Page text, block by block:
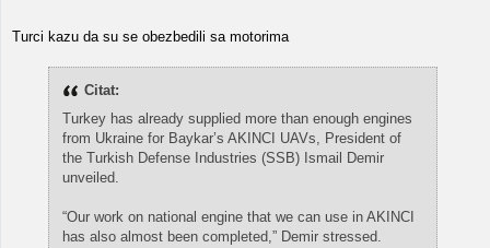
Turci kazu da su se obezbedili sa motorima
Citat:
Turkey has already supplied more than enough engines
from Ukraine for Baykar’s AKINCI UAVs, President of
the Turkish Defense Industries (SSB) Ismail Demir
unveiled.
“Our work on national engine that we can use in AKINCI
has also almost been completed,” Demir stressed.